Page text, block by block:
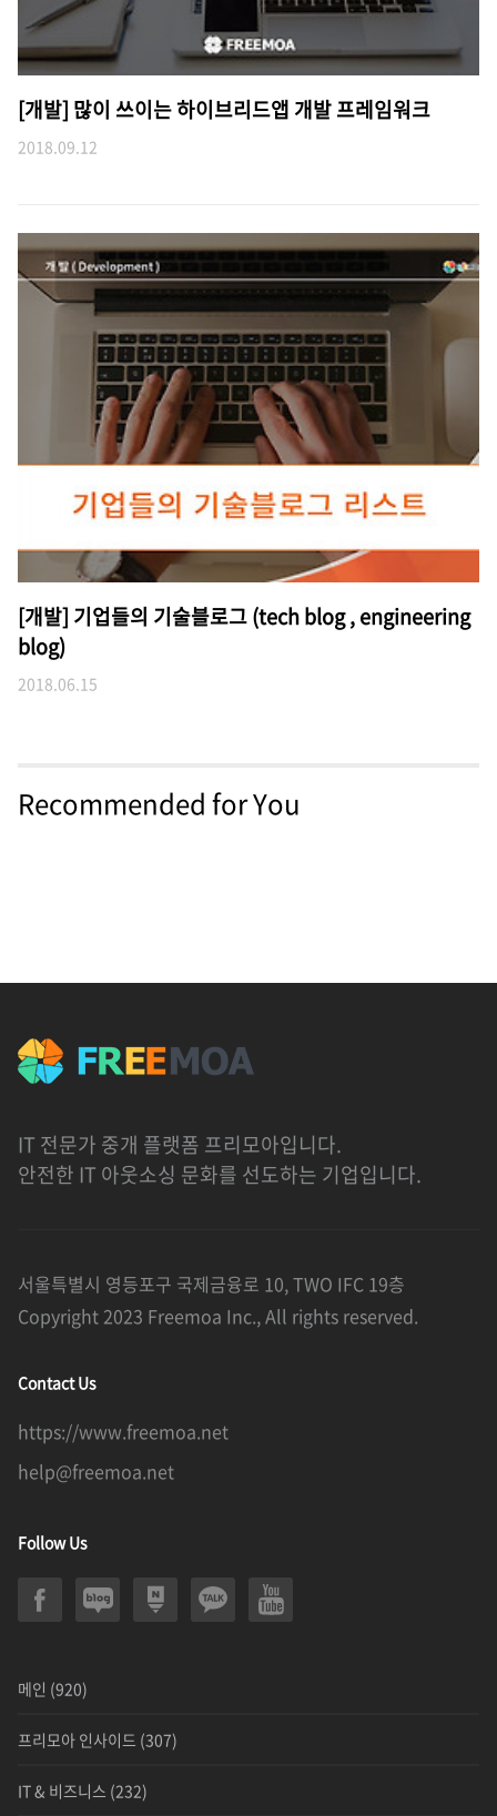
[개발] 많이 쓰이는 하이브리드앱 개발 프레임워크
2018.09.12
[개발] 기업들의 기술블로그 (tech blog , engineering
blog)
2018.06.15
Recommended for You
IT 전문가 중개 플랫폼 프리모아입니다.
안전한 IT 아웃소싱 문화를 선도하는 기업입니다.
서울특별시 영등포구 국제금융로 10, TWO IFC 19층
Copyright 2023 Freemoa Inc., All rights reserved.
Contact Us
https://www.freemoa.net
help@freemoa.net
Follow Us
메인 (920)
프리모아 인사이드 (307)
IT & 비즈니스 (232)